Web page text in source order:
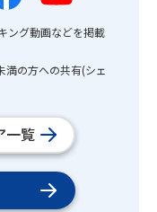
ング動画などを掲載
の方への共有(シェ
一覧